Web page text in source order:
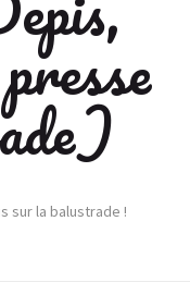
sur la balustrade !